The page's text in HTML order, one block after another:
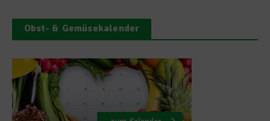
Obst- & Gemüsekalender